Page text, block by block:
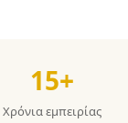
15+
Χρόνια εμπειρίας